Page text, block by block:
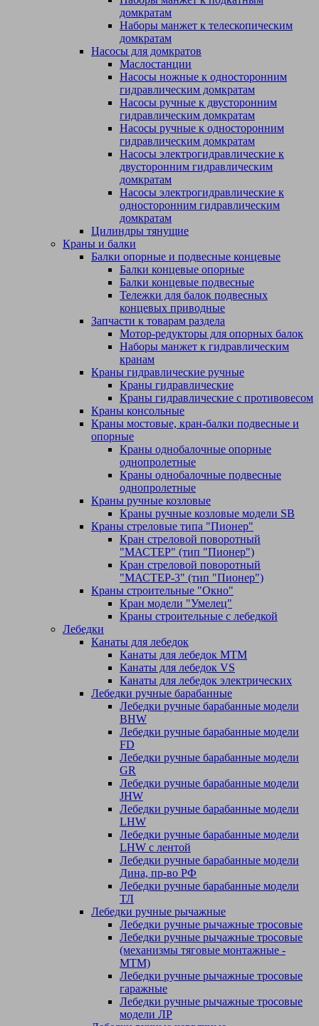
домкратам
Наборы манжет к телескопическим
домкратам
Насосы для домкратов
Маслостанции
Насосы ножные к односторонним
гидравлическим домкратам
Насосы ручные к двусторонним
гидравлическим домкратам
Насосы ручные к односторонним
гидравлическим домкратам
Насосы электрогидравлические к
двусторонним гидравлическим
домкратам
Насосы электрогидравлические к
односторонним гидравлическим
домкратам
Цилиндры тянущие
Краны и балки
Балки опорные и подвесные концевые
Балки концевые опорные
Балки концевые подвесные
Тележки для балок подвесных
концевых приводные
Запчасти к товарам раздела
Мотор-редукторы для опорных балок
Наборы манжет к гидравлическим
кранам
Краны гидравлические ручные
Краны гидравлические
Краны гидравлические с противовесом
Краны консольные
Краны мостовые, кран-балки подвесные и
опорные
Краны однобалочные опорные
однопролетные
Краны однобалочные подвесные
однопролетные
Краны ручные козловые
Краны ручные козловые модели SB
Краны стреловые типа "Пионер"
Кран стреловой поворотный
"МАСТЕР" (тип "Пионер")
Кран стреловой поворотный
"МАСТЕР-3" (тип "Пионер")
Краны строительные "Окно"
Кран модели "Умелец"
Краны строительные с лебедкой
Лебедки
Канаты для лебедок
Канаты для лебедок MTM
Канаты для лебедок VS
Канаты для лебедок электрических
Лебедки ручные барабанные
Лебедки ручные барабанные модели
BHW
Лебедки ручные барабанные модели
FD
Лебедки ручные барабанные модели
GR
Лебедки ручные барабанные модели
JHW
Лебедки ручные барабанные модели
LHW
Лебедки ручные барабанные модели
LHW c лентой
Лебедки ручные барабанные модели
Дина, пр-во РФ
Лебедки ручные барабанные модели
ТЛ
Лебедки ручные рычажные
Лебедки ручные рычажные тросовые
Лебедки ручные рычажные тросовые
(механизмы тяговые монтажные -
МТМ)
Лебедки ручные рычажные тросовые
гаражные
Лебедки ручные рычажные тросовые
модели ЛР